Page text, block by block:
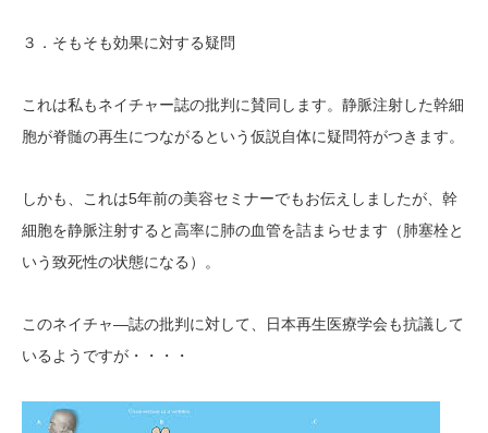
３． そもそも効果に対する疑問
これは私もネイチャー誌の批判に賛同します。 静脈注射した幹細
胞が脊髄の再生につながるという仮説自体に疑問符がつきます。
しかも、これは5年前の美容セミナーでもお伝えしましたが、幹
細胞を静脈注射すると高率に肺の血管を詰まらせます（肺塞栓と
いう致死性の状態になる）。
このネイチャ―誌の批判に対して、日本再生医療学会も抗議して
いるようですが・・・・